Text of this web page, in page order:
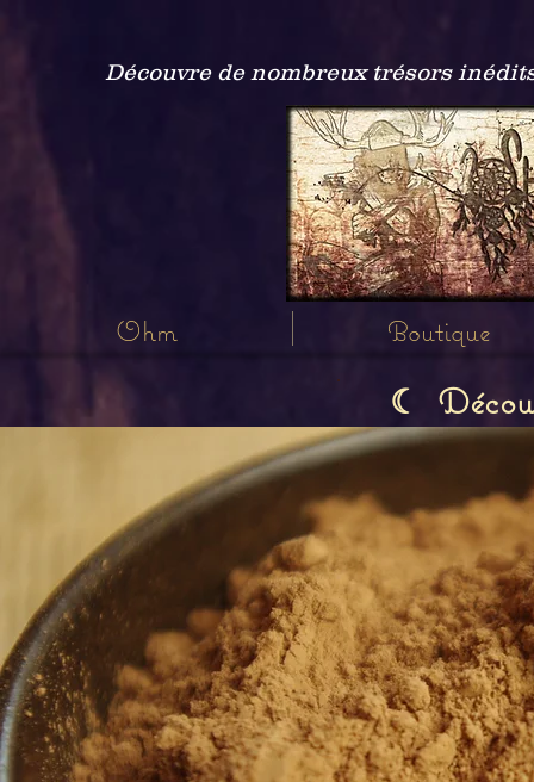
Découvre de nombreux trésors
Ohm Boutique
☾